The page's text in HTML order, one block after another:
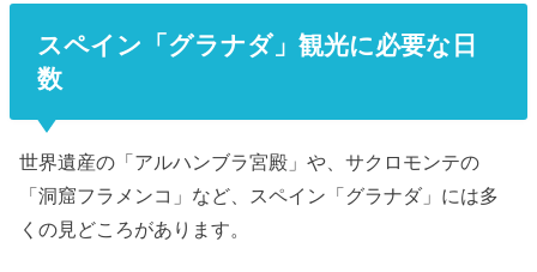
スペイン「グラナダ」観光に必要な日
数
世界遺産の「アルハンブラ宮殿」や、サクロモンテの
「洞窟フラメンコ」など、スペイン「グラナダ」には多
くの見どころがあります。